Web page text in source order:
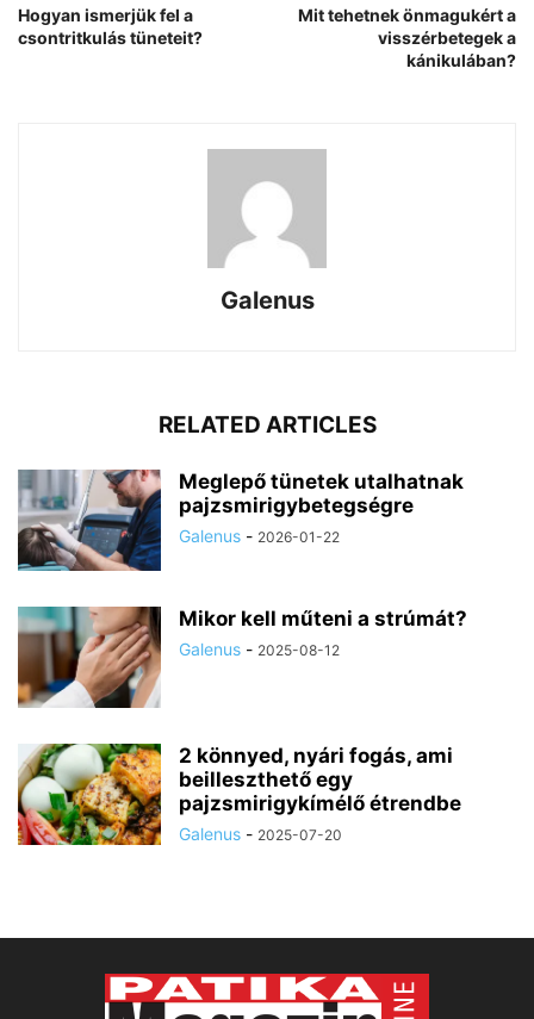
Hogyan ismerjük fel a
csontritkulás tüneteit?
Mit tehetnek önmagukért a
visszérbetegek a
kánikulában?
Galenus
RELATED ARTICLES
Meglepő tünetek utalhatnak
pajzsmirigybetegségre
Galenus - 2026-01-22
Mikor kell műteni a strúmát?
Galenus - 2025-08-12
2 könnyed, nyári fogás, ami
beilleszthető egy
pajzsmirigykímélő étrendbe
Galenus - 2025-07-20